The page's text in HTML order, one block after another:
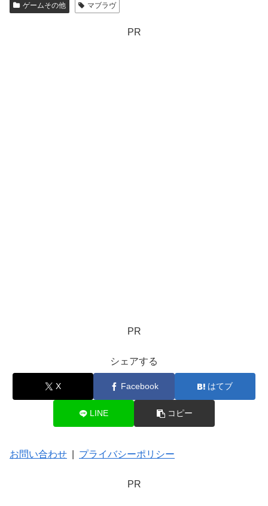
ゲームその他 マブラヴ
PR
PR
シェアする
X Facebook はてブ
LINE コピー
お問い合わせ プライバシーポリシー
PR